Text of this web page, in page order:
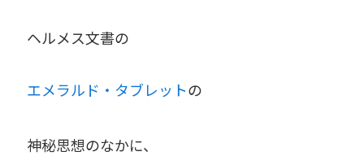
ヘルメス文書の
エメラルド・タブレットの
神秘思想のなかに、